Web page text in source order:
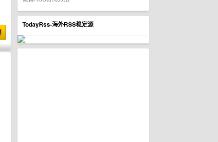
TodayRss-海外RSS稳定源